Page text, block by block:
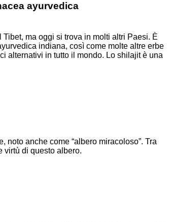
ayurvedica
ma oggi si trova in molti altri Paesi. È
indiana, così come molte altre erbe
alternativi in tutto il mondo. Lo shilajit è una
anche come “albero miracoloso”. Tra
virtù di questo albero.